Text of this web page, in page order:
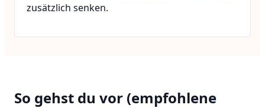
zusätzlich senken.
So gehst du vor (empfohlene